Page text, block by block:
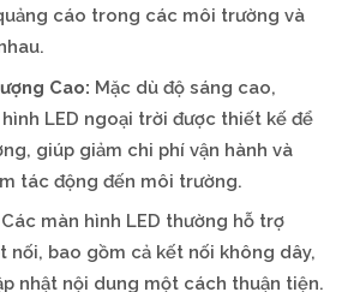
cáo trong các môi trường và
Cao: Mặc dù độ sáng cao,
LED ngoại trời được thiết kế để
giúp giảm chi phí vận hành và
tác động đến môi trường.
Các màn hình LED thường hỗ trợ
nối, bao gồm cả kết nối không dây,
nhật nội dung một cách thuận tiện.